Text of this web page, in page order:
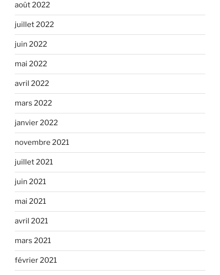
août 2022
juillet 2022
juin 2022
mai 2022
avril 2022
mars 2022
janvier 2022
novembre 2021
juillet 2021
juin 2021
mai 2021
avril 2021
mars 2021
février 2021